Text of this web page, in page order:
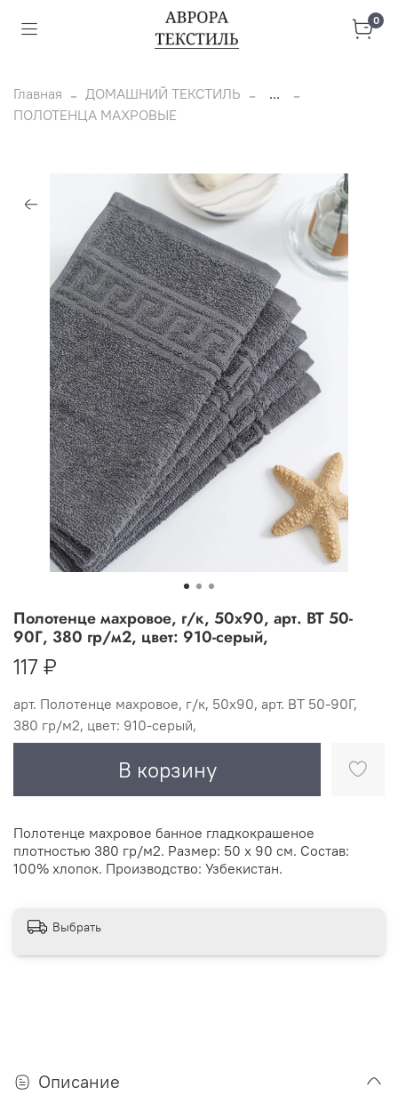
0
Главная ДОМАШНИЙ ТЕКСТИЛЬ
...
ПОЛОТЕНЦА МАХРОВЫЕ
арт. Полотенце махровое, г/к, 50х90, арт. ВТ 50-90Г,
380 гр/м2, цвет: 910-серый,
Полотенце махровое, г/к, 50х90, арт. ВТ 50-
90Г, 380 гр/м2, цвет: 910-серый,
117 ₽
В корзину
Полотенце махровое банное гладкокрашеное
плотностью 380 гр/м2. Размер: 50 х 90 см. Состав:
100% хлопок. Производство: Узбекистан.
Выбрать
Описание